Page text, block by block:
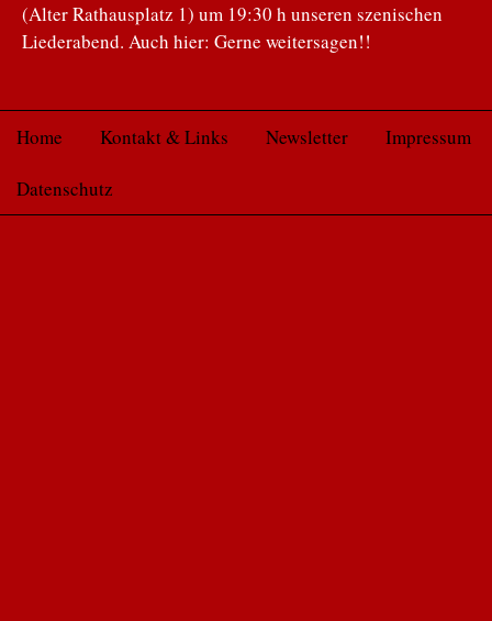
(Alter Rathausplatz 1) um 19:30 h unseren szenischen
Liederabend. Auch hier: Gerne weitersagen!!
Home Kontakt & Links Newsletter Impressum
Datenschutz